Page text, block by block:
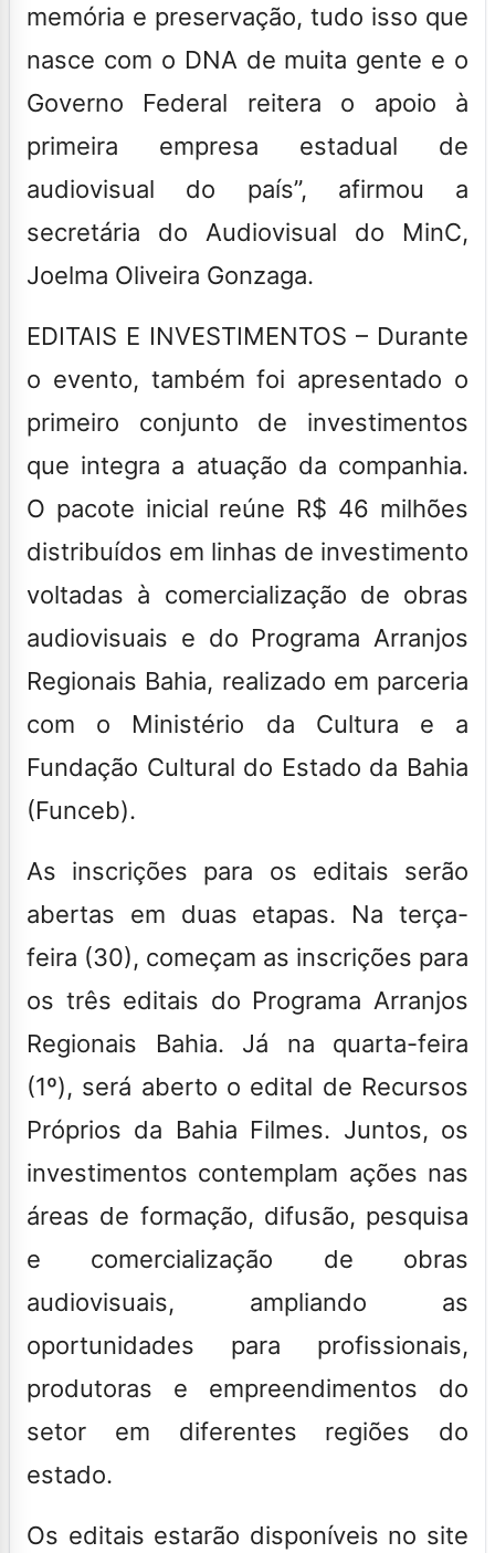
memória e preservação, tudo isso que
nasce com o DNA de muita gente e o
Governo Federal reitera o apoio à
primeira empresa estadual de
audiovisual do país”, afirmou a
secretária do Audiovisual do MinC,
Joelma Oliveira Gonzaga.
EDITAIS E INVESTIMENTOS – Durante
o evento, também foi apresentado o
primeiro conjunto de investimentos
que integra a atuação da companhia.
O pacote inicial reúne R$ 46 milhões
distribuídos em linhas de investimento
voltadas à comercialização de obras
audiovisuais e do Programa Arranjos
Regionais Bahia, realizado em parceria
com o Ministério da Cultura e a
Fundação Cultural do Estado da Bahia
(Funceb).
As inscrições para os editais serão
abertas em duas etapas. Na terça-
feira (30), começam as inscrições para
os três editais do Programa Arranjos
Regionais Bahia. Já na quarta-feira
(1º), será aberto o edital de Recursos
Próprios da Bahia Filmes. Juntos, os
investimentos contemplam ações nas
áreas de formação, difusão, pesquisa
e comercialização de obras
audiovisuais, ampliando as
oportunidades para profissionais,
produtoras e empreendimentos do
setor em diferentes regiões do
estado.
Os editais estarão disponíveis no site